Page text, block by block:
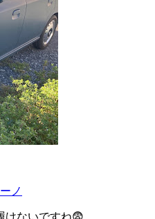
ノ
けないですね😨